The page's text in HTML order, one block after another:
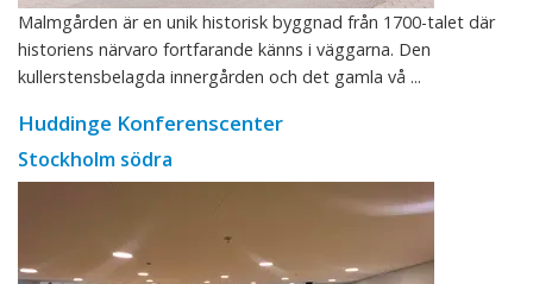
Malmgården är en unik historisk byggnad från 1700-talet där
historiens närvaro fortfarande känns i väggarna. Den
kullerstensbelagda innergården och det gamla vå ...
Huddinge Konferenscenter
Stockholm södra